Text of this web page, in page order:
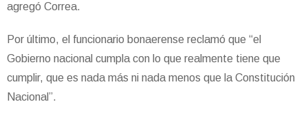
agregó Correa.
Por último, el funcionario bonaerense reclamó que “el
Gobierno nacional cumpla con lo que realmente tiene que
cumplir, que es nada más ni nada menos que la Constitución
Nacional”.